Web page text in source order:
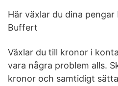
Här växlar du dina
Buffert
Växlar du till kronor i
vara några problem alls.
kronor och samtidigt